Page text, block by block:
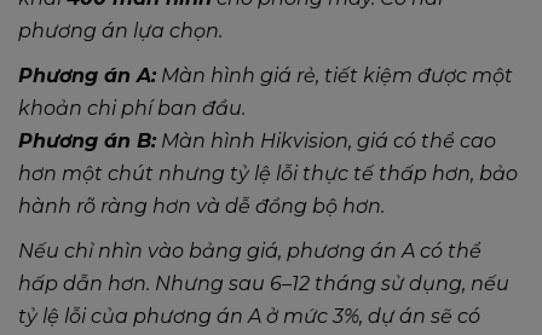
phương án lựa chọn.
Phương án A: Màn hình giá rẻ, tiết kiệm được một
khoản chi phí ban đầu.
Phương án B: Màn hình Hikvision, giá có thể cao
hơn một chút nhưng tỷ lệ lỗi thực tế thấp hơn, bảo
hành rõ ràng hơn và dễ đồng bộ hơn.
Nếu chỉ nhìn vào bảng giá, phương án A có thể
hấp dẫn hơn. Nhưng sau 6–12 tháng sử dụng, nếu
tỷ lệ lỗi của phương án A ở mức 3%, dự án sẽ có